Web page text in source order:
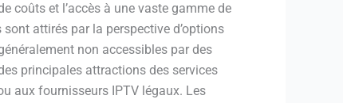
coûts et l’accès à une vaste gamme de
attirés par la perspective d’options
non accessibles par des
principales attractions des services
aux fournisseurs IPTV légaux. Les